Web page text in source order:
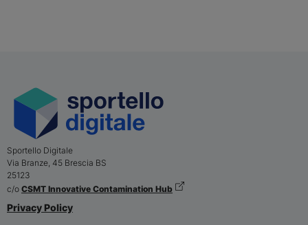
Sportello Digitale
Via Branze, 45 Brescia BS
25123
c/o CSMT Innovative Contamination Hub
Privacy Policy